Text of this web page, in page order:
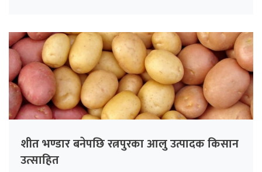
शीत भण्डार बनेपछि रत्नपुरका आलु उत्पादक किसान
उत्साहित